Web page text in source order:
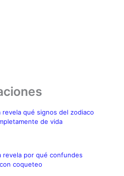
revela qué signos del zodiaco
de vida
revela por qué confundes
coqueteo